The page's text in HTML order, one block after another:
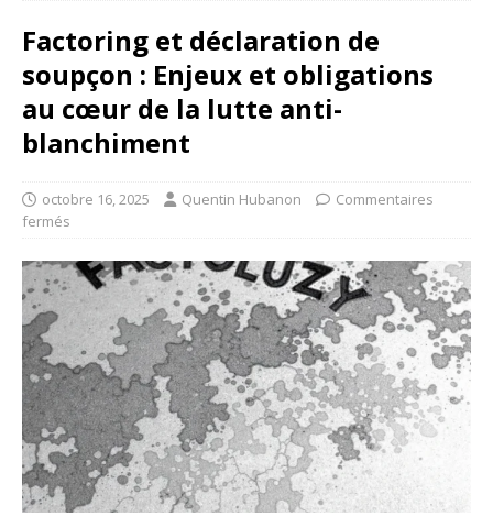
Factoring et déclaration de
soupçon : Enjeux et obligations
au cœur de la lutte anti-
blanchiment
octobre 16, 2025 Quentin Hubanon
Commentaires
fermés